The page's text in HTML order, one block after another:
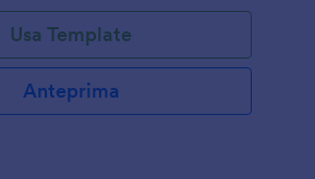
Usa Template
Anteprima